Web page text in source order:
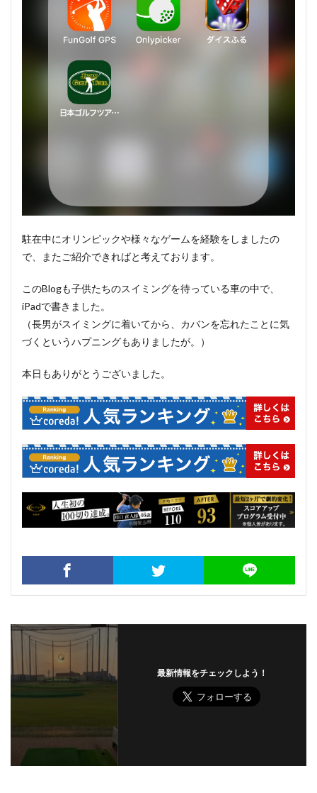
駐在中にオリンピックや様々なゲームを経験をしましたの
で、またご紹介できればと考えております。
このBlogも子供たちのスイミングを待っている車の中で、
iPadで書きました。
（長男がスイミングに着いてから、カバンを忘れたことに気
づくというハプニングもありましたが。）
本日もありがとうございました。
最新情報をチェックしよう！